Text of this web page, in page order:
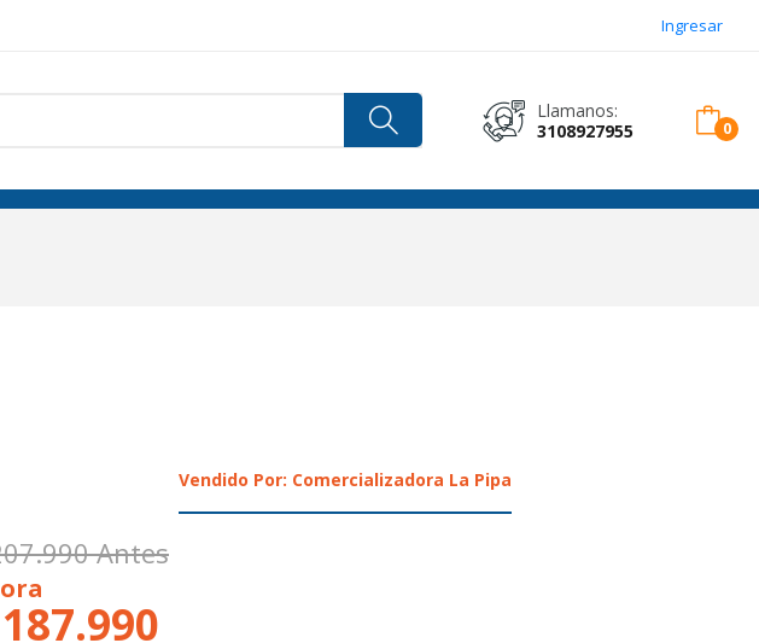
Ingresar
Llamanos:
3108927955
Vendido Por: Comercializadora La Pipa
Antes